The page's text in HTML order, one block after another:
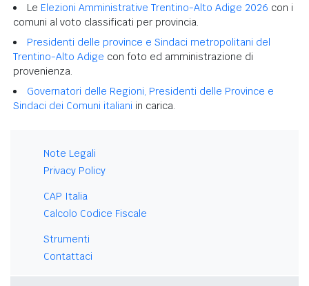
Le Elezioni Amministrative Trentino-Alto Adige 2026 con i
comuni al voto classificati per provincia.
Presidenti delle province e Sindaci metropolitani del
Trentino-Alto Adige con foto ed amministrazione di
provenienza.
Governatori delle Regioni, Presidenti delle Province e
Sindaci dei Comuni italiani in carica.
Note Legali
Privacy Policy
CAP Italia
Calcolo Codice Fiscale
Strumenti
Contattaci